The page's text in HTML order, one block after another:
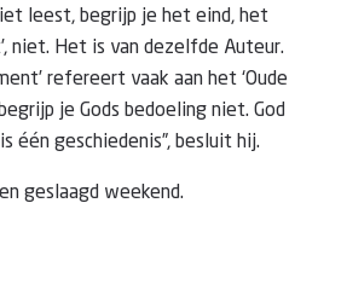
leest, begrijp je het eind, het
niet. Het is van dezelfde Auteur.
refereert vaak aan het ‘Oude
je Gods bedoeling niet. God
één geschiedenis”, besluit hij.
geslaagd weekend.